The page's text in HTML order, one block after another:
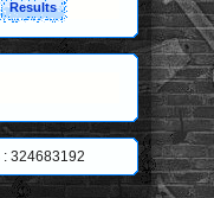
: 324683192